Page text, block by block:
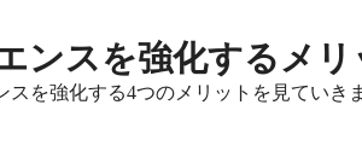
ンスを強化するメリ
を強化する4つのメリットを見ていき